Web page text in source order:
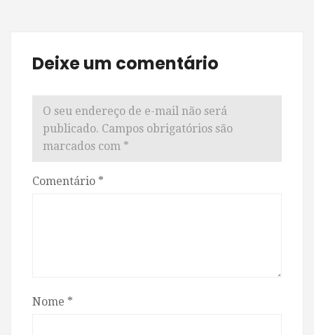
Deixe um comentário
O seu endereço de e-mail não será
publicado. Campos obrigatórios são
marcados com *
Comentário *
Nome *